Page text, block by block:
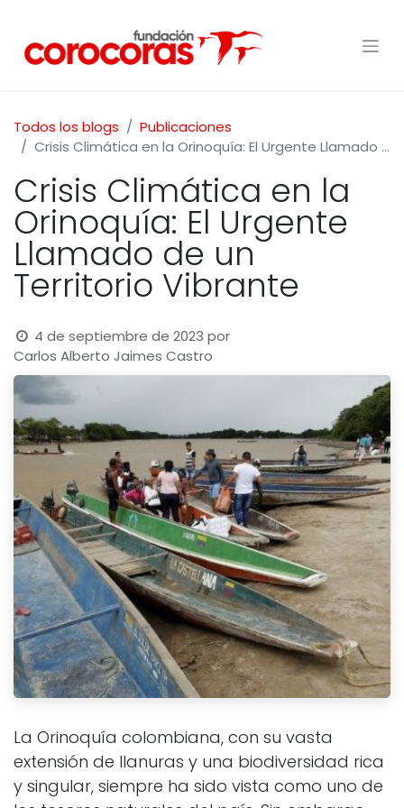
Todos los blogs
Publicaciones
Crisis Climática en la Orinoquía: El Urgente Llamado de un Territorio Vibrante
Crisis Climática en la
Orinoquía: El Urgente
Llamado de un
Territorio Vibrante
4 de septiembre de 2023 por
Carlos Alberto Jaimes Castro
La Orinoquía colombiana, con su vasta
extensión de llanuras y una biodiversidad rica
y singular, siempre ha sido vista como uno de